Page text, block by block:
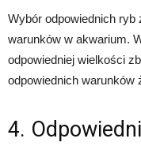
Wybór odpowiednich ryb
warunków w akwarium.
odpowiedniej wielkości
odpowiednich warunków
4.